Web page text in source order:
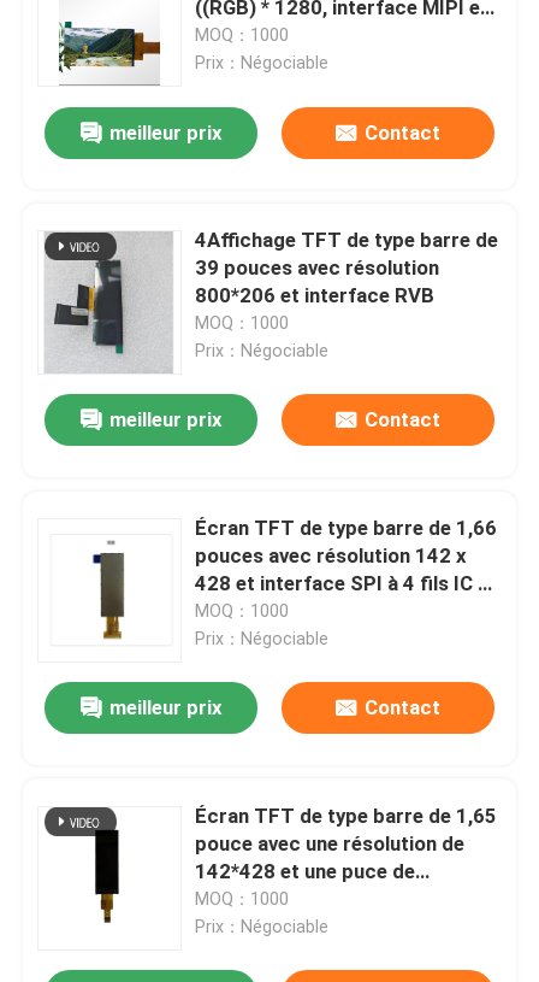
Affichage d'affichage à cristaux liquides d'intense
Affichage LCD COB
Affichage d'UART TFT
Module d'affichage d'affichage à cristaux liquides
Affichage de PMOLED
affichage d'epaper
Affichage numérique de LED
((RGB) * 1280, interface MIPI et
circuit intégré de conduite
ST7703-V1-G5-D
MOQ：1000
Prix：Négociable
meilleur prix Contact
4Affichage TFT de type barre de
39 pouces avec résolution
800*206 et interface RVB
MOQ：1000
Prix：Négociable
meilleur prix Contact
Écran TFT de type barre de 1,66
pouces avec résolution 142 x
428 et interface SPI à 4 fils IC de
conduite NV3007
MOQ：1000
Prix：Négociable
meilleur prix Contact
Écran TFT de type barre de 1,65
pouce avec une résolution de
142*428 et une puce de
commande d'interface SPI à 8
broches NV3007
MOQ：1000
Prix：Négociable